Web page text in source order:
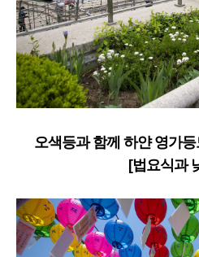
오색등과 함께 하얀 영가
[법요식과